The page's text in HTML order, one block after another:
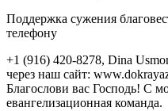
Поддержка сужения
телефону
+1 (916) 420-8278, Dina
через наш сайт:
Благослови вас Господь! С
евангелизационная команда.